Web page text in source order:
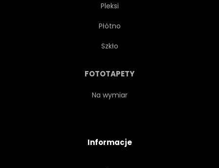
Pleksi
Płótno
Szkło
FOTOTAPETY
Na wymiar
Informacje